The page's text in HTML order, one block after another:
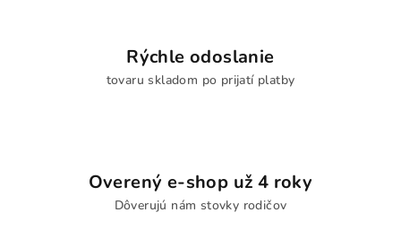
Rýchle odoslanie
tovaru skladom po prijatí platby
Overený e-shop už 4 roky
Dôverujú nám stovky rodičov